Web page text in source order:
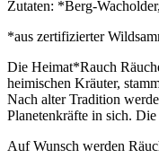
Zutaten: *Berg-
*aus zertifizierter
Die Heimat*Rauch
heimischen Kräuter,
Nach alter Tradition
Planetenkräfte in sich.
Auf Wunsch werden